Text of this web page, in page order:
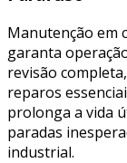
Manutenção em
garanta
revisão
reparos
prolonga a vida
paradas
industrial.